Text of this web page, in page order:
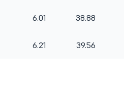
6.01 38.88
6.21 39.56